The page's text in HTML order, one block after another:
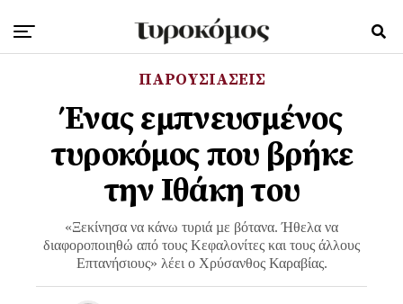
ΠΑΡΟΥΣΙΑΣΕΙΣ
Ένας εμπνευσμένος
τυροκόμος που βρήκε
την Ιθάκη του
«Ξεκίνησα να κάνω τυριά µε βότανα. Ήθελα να
διαφοροποιηθώ από τους Κεφαλονίτες και τους άλλους
Επτανήσιους» λέει ο Χρύσανθος Καραβίας.